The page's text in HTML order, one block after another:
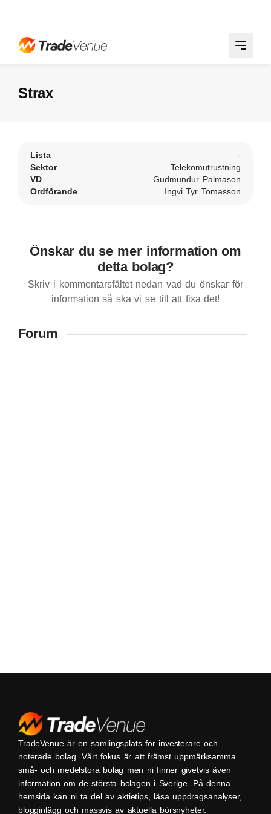
Strax
Lista
-
Sektor
Telekomutrustning
VD
Gudmundur Palmason
Ordförande
Ingvi Tyr Tomasson
Önskar du se mer information om
detta bolag?
Skriv i kommentarsfältet nedan vad du önskar för
information så ska vi se till att fixa det!
Forum
TradeVenue är en samlingsplats för investerare och
noterade bolag. Vårt fokus är att främst uppmärksamma
små- och medelstora bolag men ni finner givetvis även
information om de största bolagen i Sverige. På denna
hemsida kan ni ta del av aktietips, läsa uppdragsanalyser,
blogginlägg och massvis av aktuella börsnyheter.